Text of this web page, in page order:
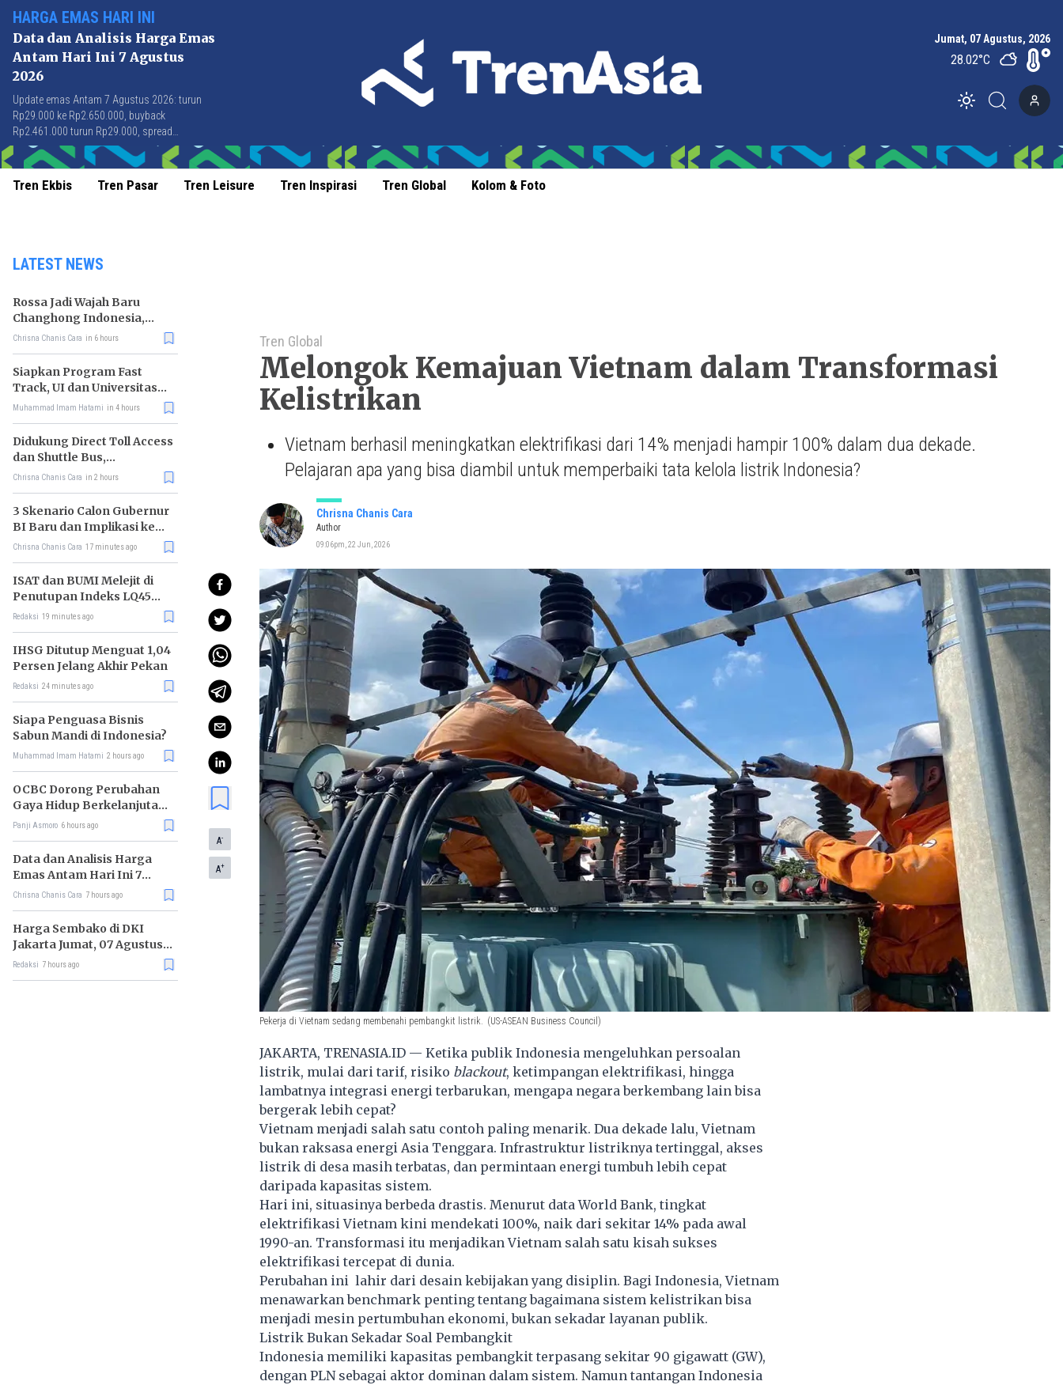
HARGA EMAS HARI INI
Data dan Analisis Harga Emas
Antam Hari Ini 7 Agustus
2026
Update emas Antam 7 Agustus 2026: turun
Rp29.000 ke Rp2.650.000, buyback
Rp2.461.000 turun Rp29.000, spread
Rp189.000 stabil di level terbaik sejak April
2026.
Jumat, 07 Agustus, 2026
28.02°C
Toggle theme
Tren Ekbis Tren Pasar Tren Leisure Tren Inspirasi Tren Global Kolom & Foto
LATEST NEWS
Rossa Jadi Wajah Baru
Changhong Indonesia,
Garansi Produk Kini
Chrisna Chanis Cara in 6 hours
Siapkan Program Fast
Track, UI dan Universitas
Agung Podomoro Jalin
Muhammad Imam Hatami in 4 hours
Didukung Direct Toll Access
dan Shuttle Bus,
Paramount Petals Kian
Chrisna Chanis Cara in 2 hours
3 Skenario Calon Gubernur
BI Baru dan Implikasi ke
Pasar
Chrisna Chanis Cara 17 minutes ago
ISAT dan BUMI Melejit di
Penutupan Indeks LQ45
Hari Ini
Redaksi 19 minutes ago
IHSG Ditutup Menguat 1,04
Persen Jelang Akhir Pekan
Redaksi 24 minutes ago
Siapa Penguasa Bisnis
Sabun Mandi di Indonesia?
Muhammad Imam Hatami 2 hours ago
OCBC Dorong Perubahan
Gaya Hidup Berkelanjutan
melalui Program RISE
Panji Asmoro 6 hours ago
Data dan Analisis Harga
Emas Antam Hari Ini 7
Agustus 2026
Chrisna Chanis Cara 7 hours ago
Harga Sembako di DKI
Jakarta Jumat, 07 Agustus
2026, Daging Sapi Naik, Gas
Redaksi 7 hours ago
A-
A+
Tren Global
Melongok Kemajuan Vietnam dalam Transformasi
Kelistrikan
Vietnam berhasil meningkatkan elektrifikasi dari 14% menjadi hampir 100% dalam dua dekade.
Pelajaran apa yang bisa diambil untuk memperbaiki tata kelola listrik Indonesia?
Chrisna Chanis Cara
Author
09:06pm, 22 Jun, 2026
Pekerja di Vietnam sedang membenahi pembangkit listrik. (US-ASEAN Business Council)
JAKARTA, TRENASIA.ID — Ketika publik Indonesia mengeluhkan persoalan
listrik, mulai dari tarif, risiko blackout, ketimpangan elektrifikasi, hingga
lambatnya integrasi energi terbarukan, mengapa negara berkembang lain bisa
bergerak lebih cepat?
Vietnam menjadi salah satu contoh paling menarik. Dua dekade lalu, Vietnam
bukan raksasa energi Asia Tenggara. Infrastruktur listriknya tertinggal, akses
listrik di desa masih terbatas, dan permintaan energi tumbuh lebih cepat
daripada kapasitas sistem.
Hari ini, situasinya berbeda drastis. Menurut data World Bank, tingkat
elektrifikasi Vietnam kini mendekati 100%, naik dari sekitar 14% pada awal
1990-an. Transformasi itu menjadikan Vietnam salah satu kisah sukses
elektrifikasi tercepat di dunia.
Perubahan ini lahir dari desain kebijakan yang disiplin. Bagi Indonesia, Vietnam
menawarkan benchmark penting tentang bagaimana sistem kelistrikan bisa
menjadi mesin pertumbuhan ekonomi, bukan sekadar layanan publik.
Listrik Bukan Sekadar Soal Pembangkit
Indonesia memiliki kapasitas pembangkit terpasang sekitar 90 gigawatt (GW),
dengan PLNsebagai aktor dominan dalam sistem. Namun tantangan Indonesia